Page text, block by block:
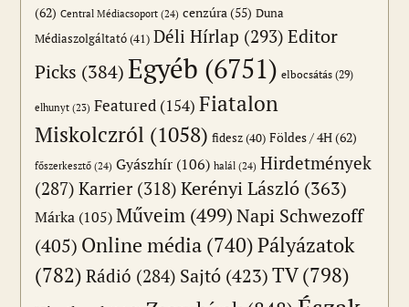
(62) Central Médiacsoport (24) cenzúra(55) Duna
Médiaszolgáltató(41) Déli Hírlap (293) Editor
Picks (384)Egyéb (6751) elbocsátás (29)
elhunyt (23) Featured (154) Fiatalon
Miskolczról (1058) fidesz(40) Földes / 4H(62)
főszerkesztő (24) Gyászhír (106) halál (24) Hirdetmények
(287) Karrier(318) Kerényi László (363)
Márka (105) Műveim (499)Napi Schwezoff
(405) Online média (740)Pályázatok
(782) Rádió (284) Sajtó (423)TV(798)